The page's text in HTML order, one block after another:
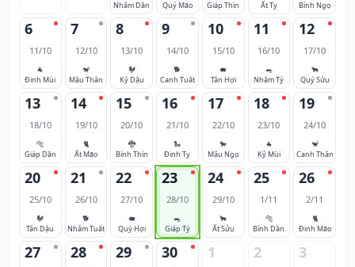
Nhâm Dần
Quý Mão
Giáp Thìn
Ất Tỵ
Bính Ngọ
6
11/10
🐐
Đinh Mùi
7
12/10
🐒
Mậu Thân
8
13/10
🐓
Kỷ Dậu
9
14/10
🐕
Canh Tuất
10
15/10
🐖
Tân Hợi
11
16/10
🐀
Nhâm Tý
12
17/10
🐂
Quý Sửu
13
18/10
🐅
Giáp Dần
14
19/10
🐈
Ất Mão
15
20/10
🐉
Bính Thìn
16
21/10
🐍
Đinh Tỵ
17
22/10
🐎
Mậu Ngọ
18
23/10
🐐
Kỷ Mùi
19
24/10
🐒
Canh Thân
20
25/10
🐓
Tân Dậu
21
26/10
🐕
Nhâm Tuất
22
27/10
🐖
Quý Hợi
23
28/10
🐀
Giáp Tý
24
29/10
🐂
Ất Sửu
25
1/11
🐅
Bính Dần
26
2/11
🐈
Đinh Mão
27 28 29 30 1 2 3